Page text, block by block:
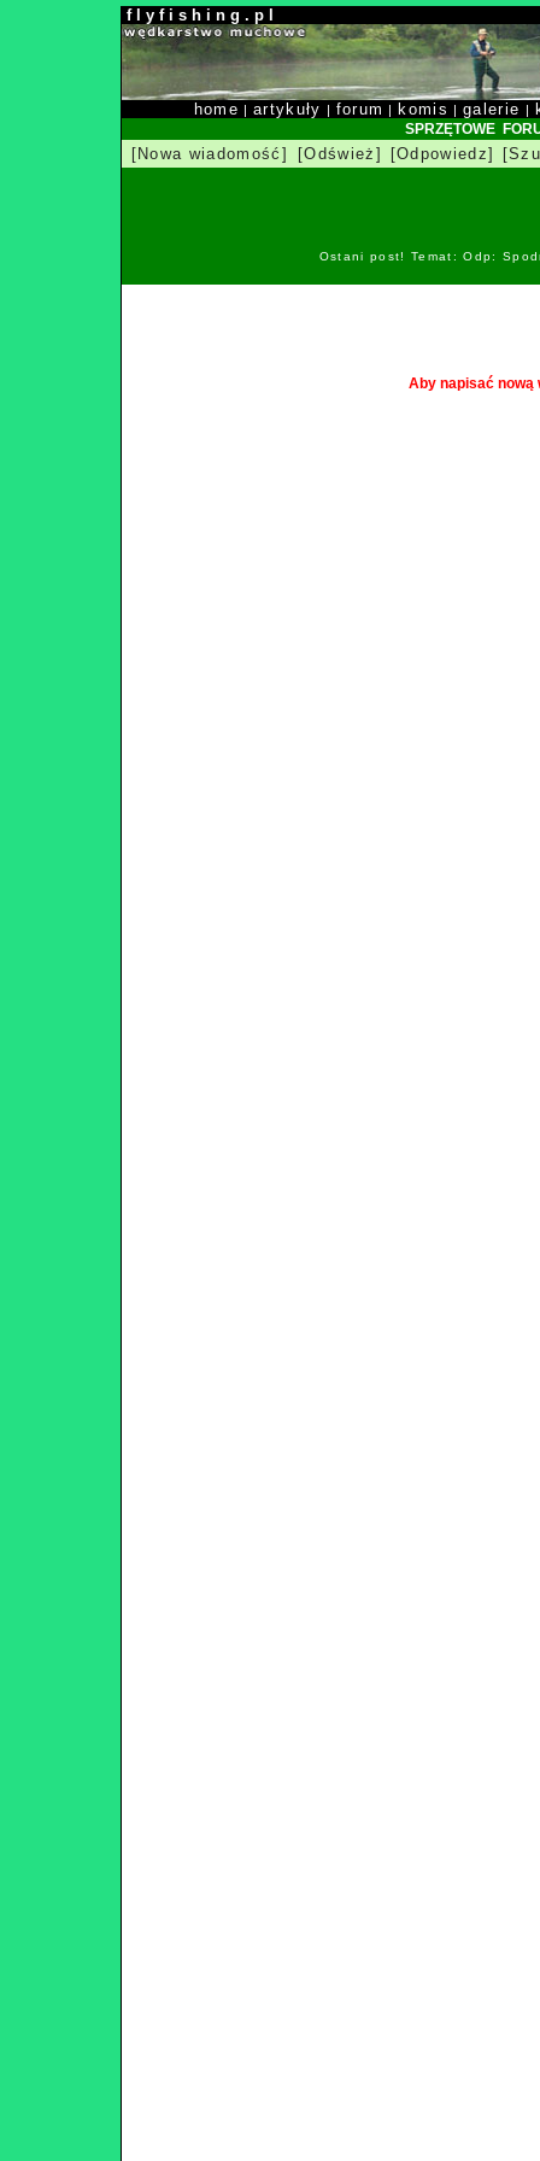
f l y f i s h i n g . p l
home |artykuły | forum | komis |galerie |
SPRZĘTOWE
[Nowa wiadomość] [Odśwież] [Odpowiedz]
Ostani post! Temat: Odp:
Aby napisać nową